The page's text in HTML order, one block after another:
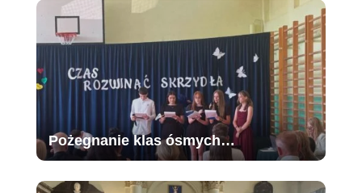
Pożegnanie klas ósmych…